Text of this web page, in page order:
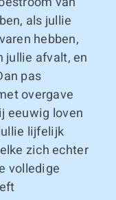
als jullie
hebben,
jullie afvalt, en
pas
overgave
eeuwig loven
lijfelijk
zich echter
volledige